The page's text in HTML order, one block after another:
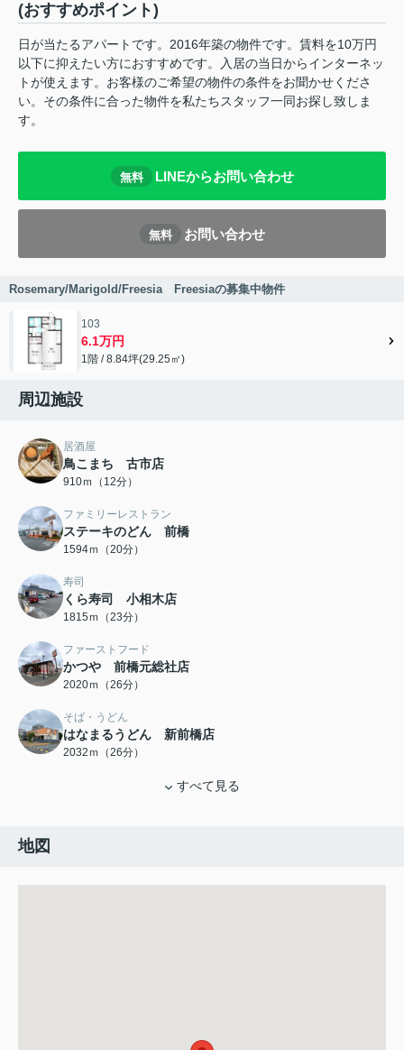
(おすすめポイント)
日が当たるアパートです。2016年築の物件です。賃料を10万円
以下に抑えたい方におすすめです。入居の当日からインターネッ
トが使えます。お客様のご希望の物件の条件をお聞かせくださ
い。その条件に合った物件を私たちスタッフ一同お探し致しま
す。
無料 LINEからお問い合わせ
無料 お問い合わせ
Rosemary/Marigold/Freesia Freesiaの募集中物件
103
6.1万円
1階 / 8.84坪(29.25㎡)
周辺施設
居酒屋
鳥こまち 古市店
910ｍ（12分）
ファミリーレストラン
ステーキのどん 前橋
1594ｍ（20分）
寿司
くら寿司 小相木店
1815ｍ（23分）
ファーストフード
かつや 前橋元総社店
2020ｍ（26分）
そば・うどん
はなまるうどん 新前橋店
2032ｍ（26分）
すべて見る
地図